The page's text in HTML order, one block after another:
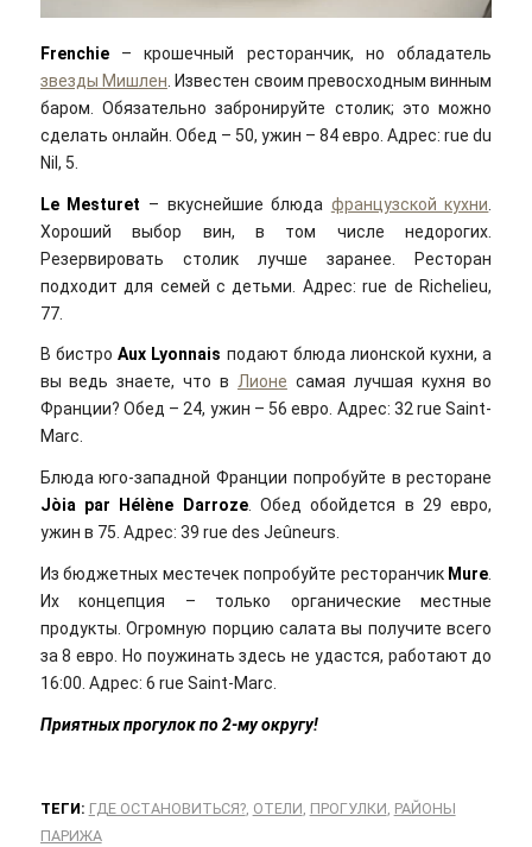
Frenchie– крошечный ресторанчик, но обладатель
звезды Мишлен . Известен своим превосходным винным
баром. Обязательно забронируйте столик; это можно
сделать онлайн. Обед – 50, ужин – 84 евро. Адрес: rue du
Nil, 5.
Le Mesturet – вкуснейшие блюда французской кухни
Хороший выбор вин, в том числе недорогих.
Резервировать столик лучше заранее. Ресторан
подходит для семей с детьми. Адрес: rue de Richelieu,
77.
В бистроAux Lyonnais подают блюда лионской кухни, а
вы ведь знаете, что в Лионе самая лучшая кухня во
Франции? Обед – 24, ужин – 56 евро. Адрес: 32 rue Saint-
Marc.
Блюда юго-западной Франции попробуйте в ресторане
Jòia par Hélène Darroze. Обед обойдется в 29 евро,
ужин в 75. Адрес: 39 rue des Jeûneurs.
Из бюджетных местечек попробуйте ресторанчик Mure.
Их концепция – только органические местные
продукты. Огромную порцию салата вы получите всего
за 8 евро. Но поужинать здесь не удастся, работают до
16:00. Адрес: 6 rue Saint-Marc.
Приятных прогулок по 2-му округу!
ТЕГИ: ГДЕ ОСТАНОВИТЬСЯ?, ОТЕЛИ ПРОГУЛКИ РАЙОНЫ
ПАРИЖА